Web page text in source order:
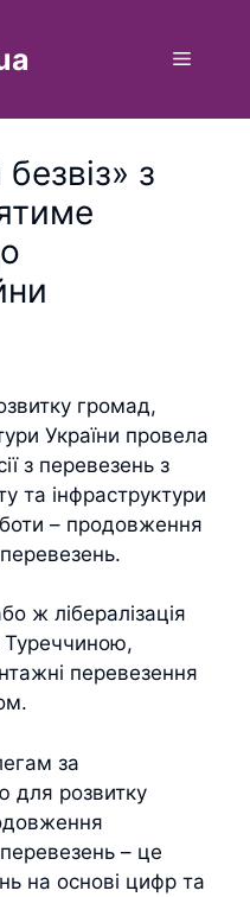
Меню
з
громад,
України провела
з перевезень з
та інфраструктури
– продовження
ж лібералізація
Туреччиною,
перевезення
за
для розвитку
– це
на основі цифр та